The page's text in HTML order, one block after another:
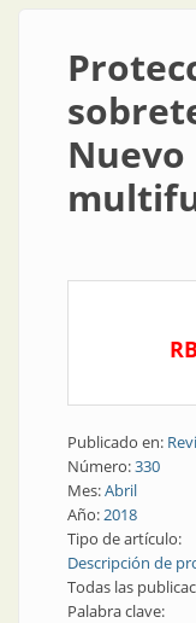
Publicado en:
Número:330
Mes:Abril
Año:2018
Tipo de artículo:
Descripción de
Todas las
Palabra clave: